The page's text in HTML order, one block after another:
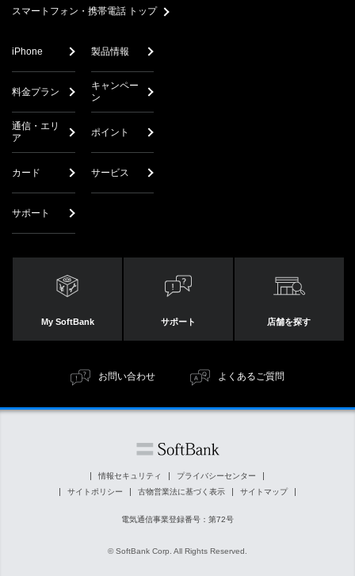
スマートフォン・携帯電話 トップ
iPhone 製品情報
料金プラン
キャンペー
ン
通信・エリ
ア
ポイント
カード サービス
サポート
My SoftBank サポート 店舗を探す
お問い合わせ よくあるご質問
情報セキュリティ
プライバシーセンター
サイトポリシー
古物営業法に基づく表示 サイトマップ
電気通信事業登録番号：第72号
© SoftBank Corp. All Rights Reserved.